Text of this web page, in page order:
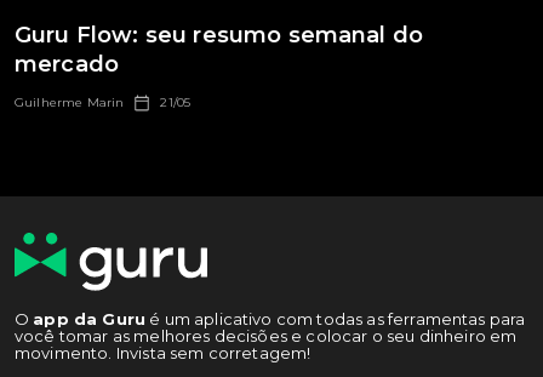
Guru Flow: seu resumo semanal do
mercado
Guilherme Marin 21/05
O app da Guru é um aplicativo com todas as ferramentas para
você tomar as melhores decisões e colocar o seu dinheiro em
movimento. Invista sem corretagem!